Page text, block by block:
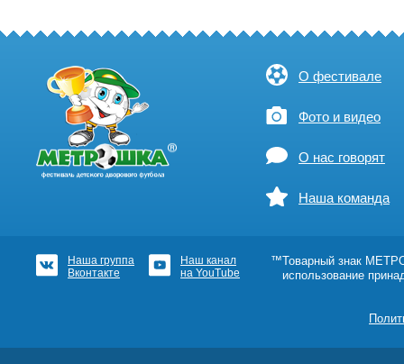
О фестивале
Фото и видео
О нас говорят
Наша команда
Наша группа
Вконтакте
Наш канал
на YouTube
™Товарный знак
использование